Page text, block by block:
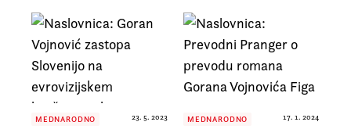
MEDNARODNO 23. 5. 2023 MEDNARODNO 17. 1. 2024